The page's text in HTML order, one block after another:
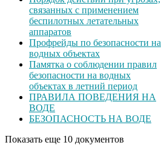
связанных с применением
беспилотных летательных
аппаратов
Профрейды по безопасности на
водных объектах
Памятка о соблюдении правил
безопасности на водных
объектах в летний период
ПРАВИЛА ПОВЕДЕНИЯ НА
ВОДЕ
БЕЗОПАСНОСТЬ НА ВОДЕ
Показать еще 10 документов